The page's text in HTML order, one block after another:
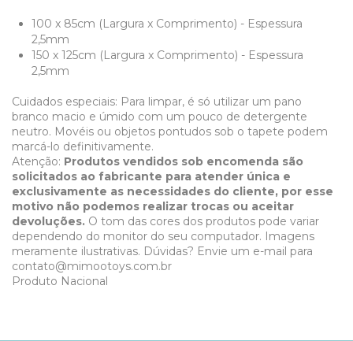
100 x 85cm (Largura x Comprimento) - Espessura
2,5mm
​150 x 125cm (Largura x Comprimento) - Espessura
2,5mm
Cuidados especiais: Para limpar, é só utilizar um pano
branco macio e úmido com um pouco de detergente
neutro. Movéis ou objetos pontudos sob o tapete podem
marcá-lo definitivamente.
Atenção: Produtos vendidos sob encomenda são
solicitados ao fabricante para atender única e
exclusivamente as necessidades do cliente, por esse
motivo não podemos realizar trocas ou aceitar
devoluções. O tom das cores dos produtos pode variar
dependendo do monitor do seu computador. Imagens
meramente ilustrativas. Dúvidas? Envie um e-mail para
contato@mimootoys.com.br
Produto Nacional